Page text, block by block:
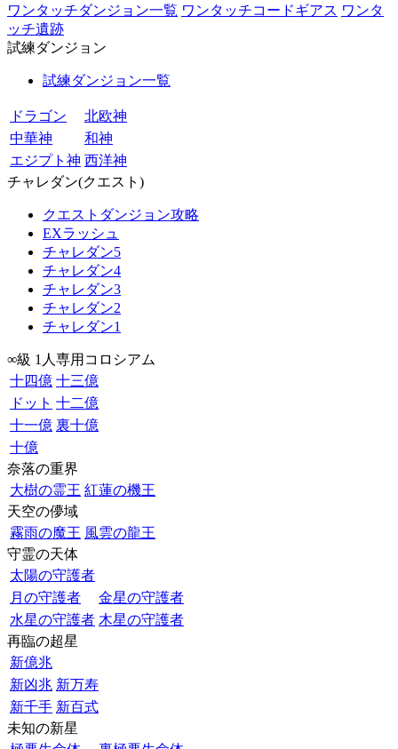
ワンタッチダンジョン一覧 ワンタッチコードギアス ワンタ
ッチ遺跡
試練ダンジョン
試練ダンジョン一覧
ドラゴン
北欧神
中華神
和神
エジプト神 西洋神
チャレダン(クエスト)
クエストダンジョン攻略
EXラッシュ
チャレダン5
チャレダン4
チャレダン3
チャレダン2
チャレダン1
∞級 1人専用コロシアム
十四億 十三億
ドット 十二億
十一億 裏十億
十億
奈落の重界
大樹の霊王 紅蓮の機王
天空の儚域
霧雨の魔王 風雲の龍王
守霊の天体
太陽の守護者
月の守護者
金星の守護者
水星の守護者 木星の守護者
再臨の超星
新億兆
新凶兆 新万寿
新千手 新百式
未知の新星